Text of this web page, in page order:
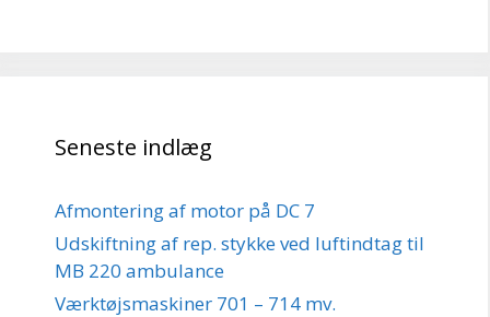
Seneste indlæg
Afmontering af motor på DC 7
Udskiftning af rep. stykke ved luftindtag til
MB 220 ambulance
Værktøjsmaskiner 701 – 714 mv.